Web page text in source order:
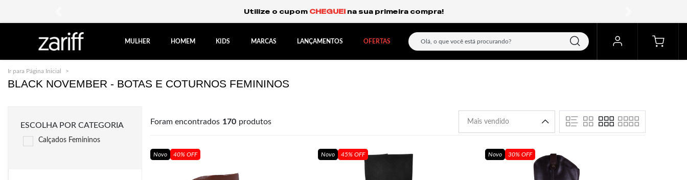
Frete Grátis Expresso para o Sul e São Paulo.
MULHER HOMEM KIDS MARCAS LANÇAMENTOS OFERTAS
Ir para Página Inicial
BLACK NOVEMBER - BOTAS E COTURNOS FEMININOS
ESCOLHA POR CATEGORIA
Calçados Femininos
Foram encontrados 170 produtos
Novo 40% OFF Novo 45% OFF Novo 30% OFF